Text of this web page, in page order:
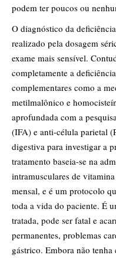
podem ter poucos ou
O diagnóstico da
realizado pela dosagem
exame mais sensível.
completamente a
complementares como a
metilmalônico e
aprofundada com a
(IFA) e anti-célula parietal
digestiva para investigar a
tratamento baseia-se na
intramusculares de
mensal, e é um protocolo
toda a vida do paciente. É
tratada, pode ser fatal e
permanentes, problemas
gástrico. Embora não